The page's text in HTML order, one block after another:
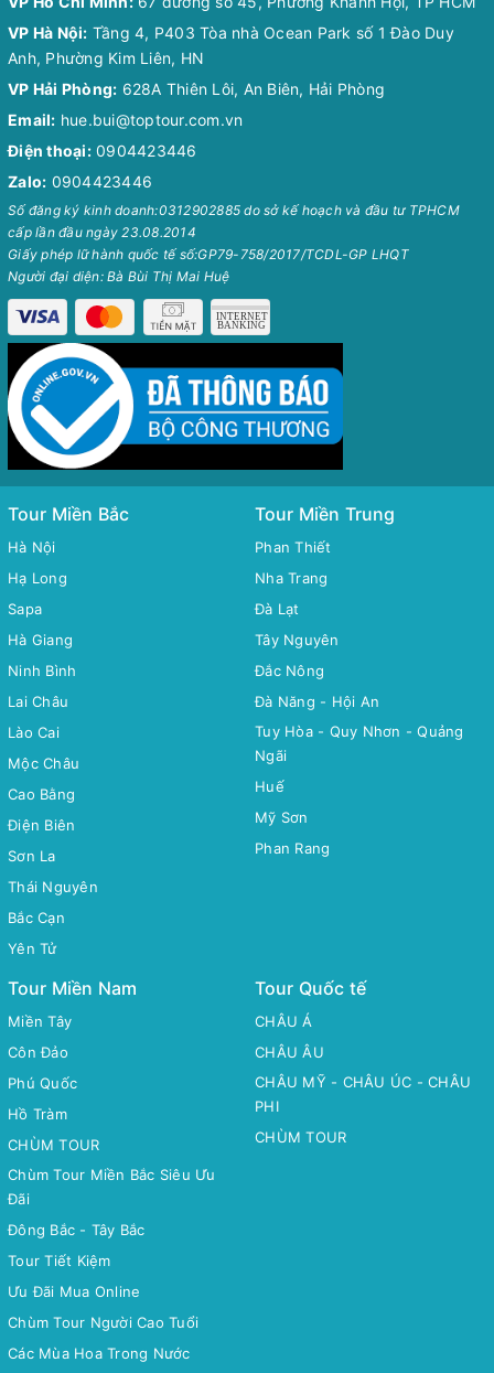
VP Hà Nội: Tầng 4, P403 Tòa nhà Ocean Park số 1 Đào Duy
Anh, Phường Kim Liên, HN
VP Hải Phòng: 628A Thiên Lôi, An Biên, Hải Phòng
Email: hue.bui@toptour.com.vn
Điện thoại: 0904423446
Zalo: 0904423446
Số đăng ký kinh doanh:0312902885 do sở kế hoạch và đầu tư TPHCM
cấp lần đầu ngày 23.08.2014
Giấy phép lữ hành quốc tế số:GP79-758/2017/TCDL-GP LHQT
Người đại diện: Bà Bùi Thị Mai Huệ
Tour Miền Bắc
Hà Nội
Hạ Long
Sapa
Hà Giang
Ninh Bình
Lai Châu
Lào Cai
Mộc Châu
Cao Bằng
Điện Biên
Sơn La
Thái Nguyên
Bắc Cạn
Yên Tử
Tour Miền Trung
Phan Thiết
Nha Trang
Đà Lạt
Tây Nguyên
Đắc Nông
Đà Năng - Hội An
Tuy Hòa - Quy Nhơn - Quảng
Ngãi
Huế
Mỹ Sơn
Phan Rang
Tour Miền Nam
Miền Tây
Côn Đảo
Phú Quốc
Hồ Tràm
CHÙM TOUR
Chùm Tour Miền Bắc Siêu Ưu
Đãi
Đông Bắc - Tây Bắc
Tour Tiết Kiệm
Ưu Đãi Mua Online
Chùm Tour Người Cao Tuổi
Các Mùa Hoa Trong Nước
Tour Quốc tế
CHÂU Á
CHÂU ÂU
CHÂU MỸ - CHÂU ÚC - CHÂU
PHI
CHÙM TOUR